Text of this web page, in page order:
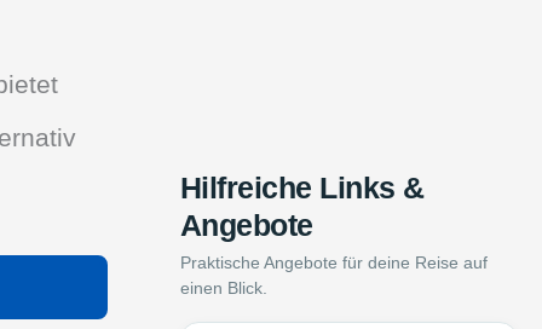
Hilfreiche Links &
Angebote
Praktische Angebote für deine Reise auf
einen Blick.